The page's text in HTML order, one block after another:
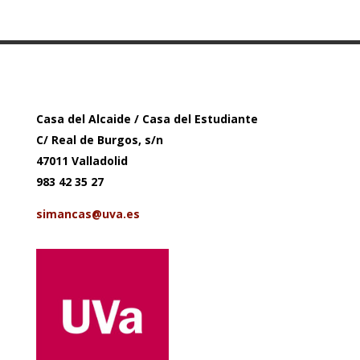
Casa del Alcaide / Casa del Estudiante
C/ Real de Burgos, s/n
47011 Valladolid
983 42 35 27
simancas@uva.es